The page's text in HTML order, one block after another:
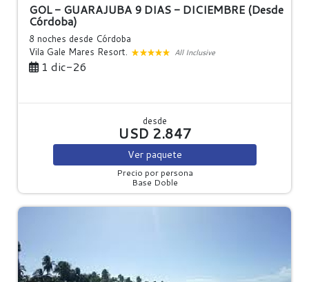
GOL - GUARAJUBA 9 DIAS - DICIEMBRE (Desde
Córdoba)
8 noches desde Córdoba
Vila Gale Mares Resort.
All Inclusive
1 dic-26
desde
USD 2.847
Ver paquete
Precio por persona
Base Doble